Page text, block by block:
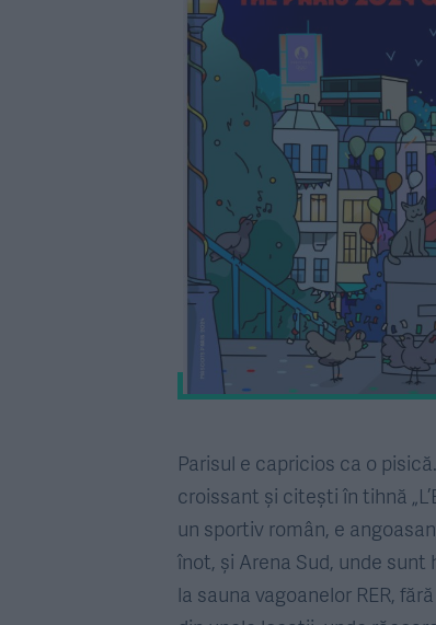
Parisul e capricios ca o
croissant și citești în tihnă
un sportiv român, e
înot, și Arena Sud, unde
la sauna vagoanelor RER,